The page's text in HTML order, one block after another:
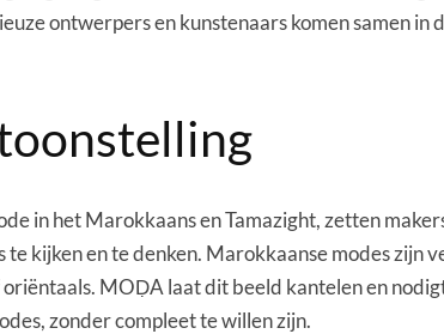
ontwerpers en kunstenaars komen samen
in het Marokkaans en Tamazight, zetten
kijken en te denken. Marokkaanse modes
MOḌA laat dit beeld kantelen en
zonder compleet te willen zijn.